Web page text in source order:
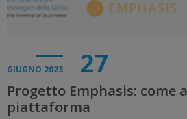
GIUGNO 2023 27
Progetto Emphasis: come
piattaforma